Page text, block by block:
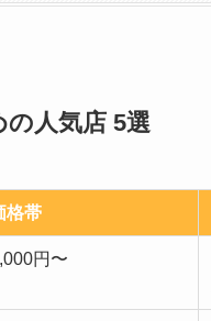
人気店 5選
格帯
円〜